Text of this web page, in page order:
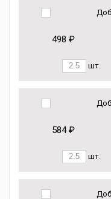
498 ₽
шт.
584 ₽
шт.